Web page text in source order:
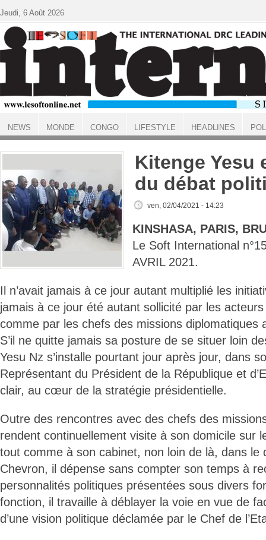
ACCUEIL
Kitenge
du débat
ven, 02/04/2021 - 14:23
KINSHASA, PARIS,
Le Soft International
AVRIL 2021.
Il n’avait jamais à ce jour autant multiplié les
jamais à ce jour été autant sollicité par les
comme par les chefs des missions diplomatiques
S’il ne quitte jamais sa posture de se situer loin
Yesu Nz s’installe pourtant jour après jour, dans
Représentant du Président de la République et
clair, au cœur de la stratégie présidentielle.
Outre des rencontres avec des chefs des
rendent continuellement visite à son domicile sur
tout comme à son cabinet, non loin de là, dans le
Chevron, il dépense sans compter son temps à
personnalités politiques présentées sous divers
fonction, il travaille à déblayer la voie en vue de
d’une vision politique déclamée par le Chef de
Jeudi, 6 Août 2026
NEWS MONDE CONGO LIFESTYLE HEADLINES